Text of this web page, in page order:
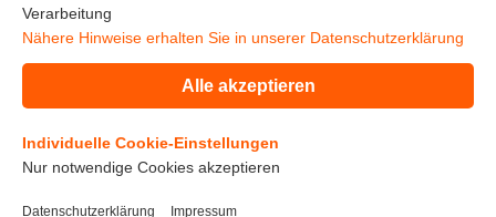
Impressum
Datenschutz
Verarbeitung
Nähere Hinweise erhalten Sie in unserer Datenschutzerklärung
Alle akzeptieren
Individuelle Cookie-Einstellungen
Nur notwendige Cookies akzeptieren
Datenschutzerklärung Impressum